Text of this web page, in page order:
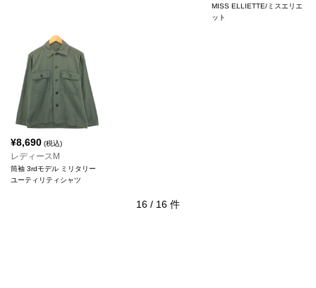
MISS ELLIETTE/ミスエリエ
ット
¥8,690 (税込)
レディースM
筒袖 3rdモデル ミリタリー
ユーティリティシャツ
16 / 16 件